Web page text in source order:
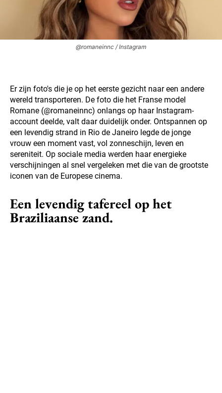
@romaneinnc / Instagram
Er zijn foto's die je op het eerste gezicht naar een andere
wereld transporteren. De foto die het Franse model
Romane (@romaneinnc) onlangs op haar Instagram-
account deelde, valt daar duidelijk onder. Ontspannen op
een levendig strand in Rio de Janeiro legde de jonge
vrouw een moment vast, vol zonneschijn, leven en
sereniteit. Op sociale media werden haar energieke
verschijningen al snel vergeleken met die van de grootste
iconen van de Europese cinema.
Een levendig tafereel op het
Braziliaanse zand.